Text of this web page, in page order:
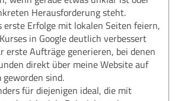
Herausforderung steht.
erste Erfolge mit lokalen Seiten feiern,
in Google deutlich verbessert
erste Aufträge generieren, bei denen
direkt über meine Website auf
sind.
für diejenigen ideal, die mit